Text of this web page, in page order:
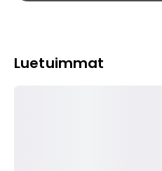
Luetuimmat